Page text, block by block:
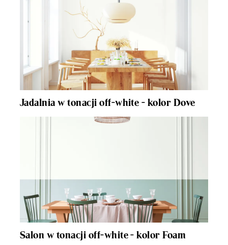
Jadalnia w tonacji off-white - kolor Dove
Salon w tonacji off-white - kolor Foam